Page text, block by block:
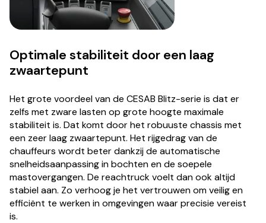
Optimale stabiliteit door een laag
zwaartepunt
Het grote voordeel van de CESAB Blitz-serie is dat er
zelfs met zware lasten op grote hoogte maximale
stabiliteit is. Dat komt door het robuuste chassis met
een zeer laag zwaartepunt. Het rijgedrag van de
chauffeurs wordt beter dankzij de automatische
snelheidsaanpassing in bochten en de soepele
mastovergangen. De reachtruck voelt dan ook altijd
stabiel aan. Zo verhoog je het vertrouwen om veilig en
efficiënt te werken in omgevingen waar precisie vereist
is.